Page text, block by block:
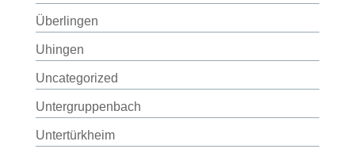
Überlingen
Uhingen
Uncategorized
Untergruppenbach
Untertürkheim